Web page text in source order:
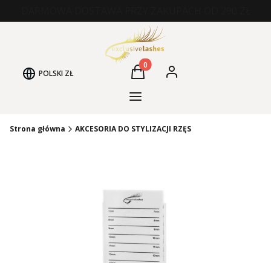
POLSKI ZŁ Produkty w koszyku: 0. Zobacz
Koszyk
Zaloguj się
Kategorie Produktów
Strona główna AKCESORIA DO STYLIZACJI RZĘS